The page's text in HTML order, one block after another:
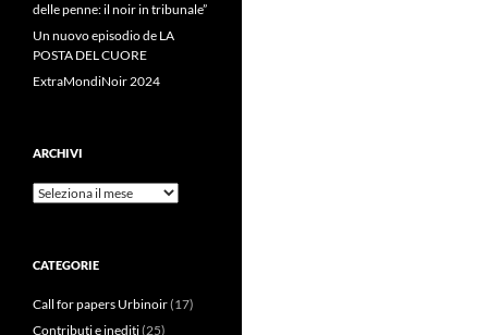
delle penne: il noir in tribunale”
Un nuovo episodio de LA
POSTA DEL CUORE
ExtraMondiNoir 2024
ARCHIVI
Archivi
CATEGORIE
Call for papers Urbinoir(17)
Contributi e inediti(25)